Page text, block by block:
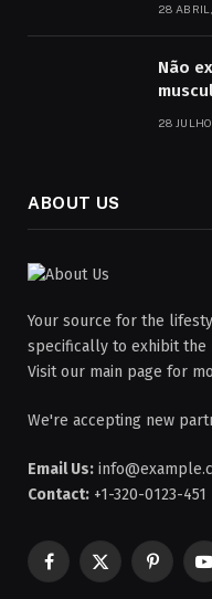
28
Não
28
ABOUT US
Your source for the
specifically to exhibit the
Visit our main page for
We're accepting new
Email Us:
Contact: +1-320-0123-451
Facebook
X
Pinterest